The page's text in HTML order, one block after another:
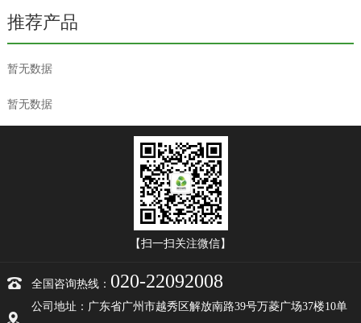
推荐产品
暂无数据
暂无数据
【扫一扫关注微信】
全国咨询热线： 020-22092008
公司地址：广东省广州市越秀区解放南路39号万菱广场37楼10单